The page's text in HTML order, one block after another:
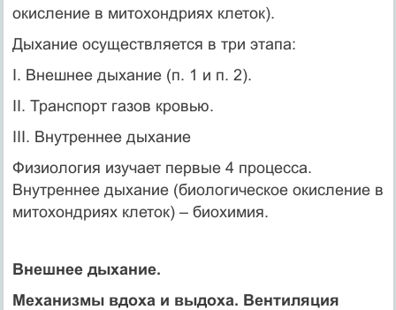
окисление в митохондриях клеток).
Дыхание осуществляется в три этапа:
I. Внешнее дыхание (п. 1 и п. 2).
II. Транспорт газов кровью.
III. Внутреннее дыхание
Физиология изучает первые 4 процесса.
Внутреннее дыхание (биологическое окисление в
митохондриях клеток) – биохимия.
Внешнее дыхание.
Механизмы вдоха и выдоха. Вентиляция